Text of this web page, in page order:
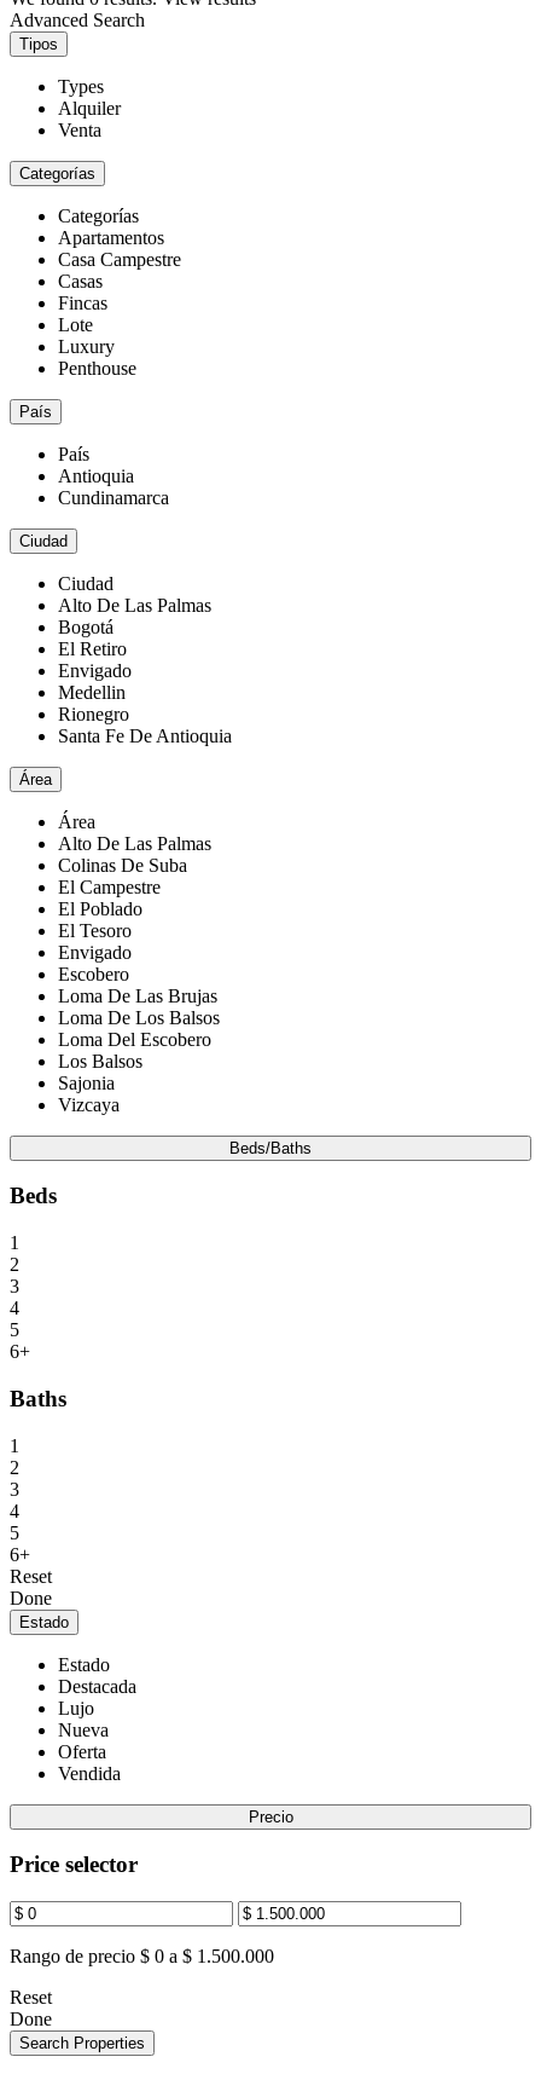
Advanced Search
Tipos
Types
Alquiler
Venta
Categorías
Categorías
Apartamentos
Casa Campestre
Casas
Fincas
Lote
Luxury
Penthouse
País
País
Antioquia
Cundinamarca
Ciudad
Ciudad
Alto De Las Palmas
Bogotá
El Retiro
Envigado
Medellin
Rionegro
Santa Fe De Antioquia
Área
Área
Alto De Las Palmas
Colinas De Suba
El Campestre
El Poblado
El Tesoro
Envigado
Escobero
Loma De Las Brujas
Loma De Los Balsos
Loma Del Escobero
Los Balsos
Sajonia
Vizcaya
Beds/Baths
Beds
1
2
3
4
5
6+
Baths
1
2
3
4
5
6+
Reset
Done
Estado
Estado
Destacada
Lujo
Nueva
Oferta
Vendida
Precio
Price selector
Rango de precio $ 0 a $ 1.500.000
Reset
Done
Search Properties